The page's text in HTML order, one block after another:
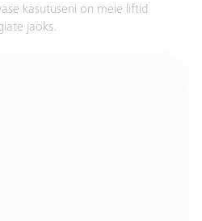
kasutuseni on meie liftid
jaoks.